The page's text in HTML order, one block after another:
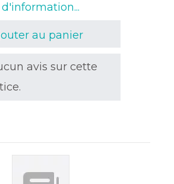
au panier
avis sur cette